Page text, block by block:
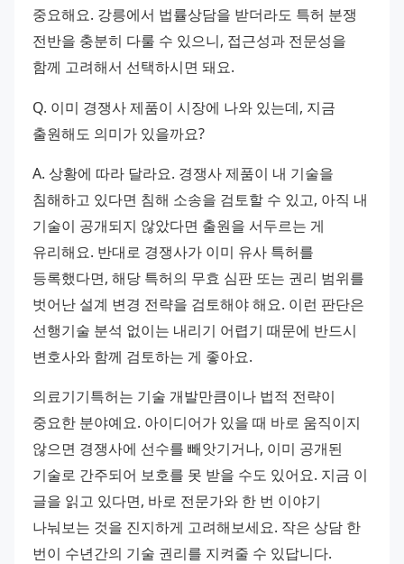
중요해요. 강릉에서 법률상담을 받더라도 특허 분쟁
전반을 충분히 다룰 수 있으니, 접근성과 전문성을
함께 고려해서 선택하시면 돼요.
Q. 이미 경쟁사 제품이 시장에 나와 있는데, 지금
출원해도 의미가 있을까요?
A. 상황에 따라 달라요. 경쟁사 제품이 내 기술을
침해하고 있다면 침해 소송을 검토할 수 있고, 아직 내
기술이 공개되지 않았다면 출원을 서두르는 게
유리해요. 반대로 경쟁사가 이미 유사 특허를
등록했다면, 해당 특허의 무효 심판 또는 권리 범위를
벗어난 설계 변경 전략을 검토해야 해요. 이런 판단은
선행기술 분석 없이는 내리기 어렵기 때문에 반드시
변호사와 함께 검토하는 게 좋아요.
의료기기특허는 기술 개발만큼이나 법적 전략이
중요한 분야예요. 아이디어가 있을 때 바로 움직이지
않으면 경쟁사에 선수를 빼앗기거나, 이미 공개된
기술로 간주되어 보호를 못 받을 수도 있어요. 지금 이
글을 읽고 있다면, 바로 전문가와 한 번 이야기
나눠보는 것을 진지하게 고려해보세요. 작은 상담 한
번이 수년간의 기술 권리를 지켜줄 수 있답니다.